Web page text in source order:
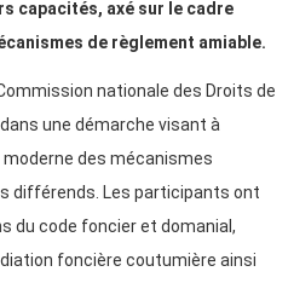
capacités, axé sur le cadre
de règlement amiable.
nationale des Droits de
dans une démarche visant à
des mécanismes
différends. Les participants ont
du code foncier et domanial,
foncière coutumière ainsi